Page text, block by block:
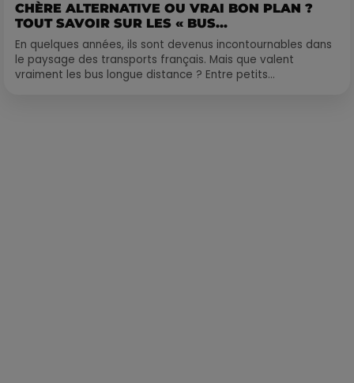
CHÈRE ALTERNATIVE OU VRAI BON PLAN ?
TOUT SAVOIR SUR LES « BUS...
En quelques années, ils sont devenus incontournables dans
le paysage des transports français. Mais que valent
vraiment les bus longue distance ? Entre petits...